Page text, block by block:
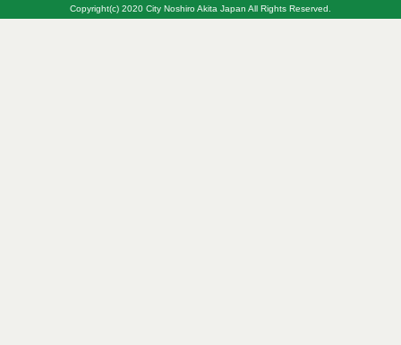
Copyright(c) 2020 City Noshiro Akita Japan All Rights Reserved.